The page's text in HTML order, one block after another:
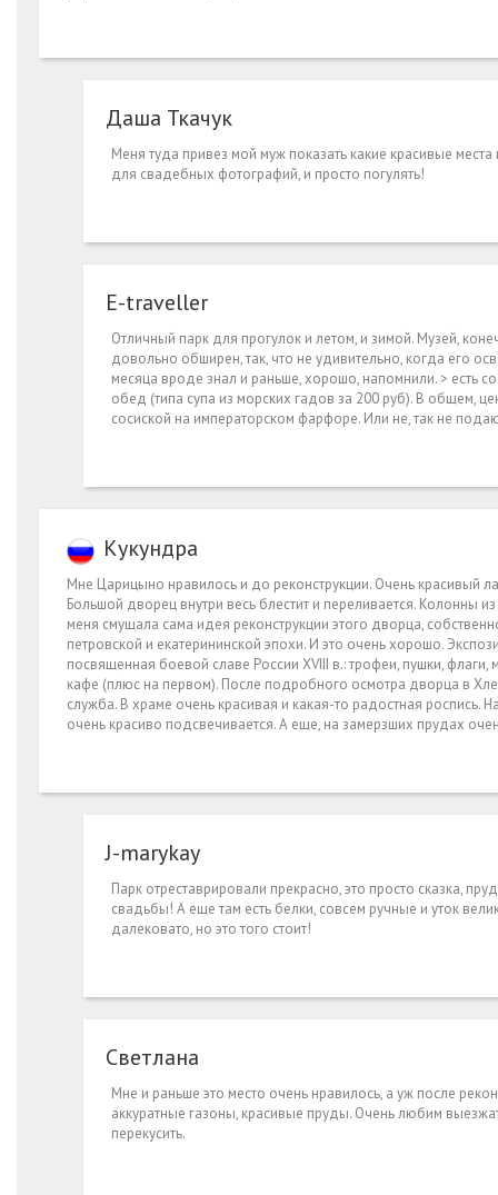
Даша Ткачук
Меня туда привез мой муж показать какие красивые
для свадебных фотографий, и просто погулять!
E-tr­avel­ler
Отличный парк для прогулок и летом, и зимой. Музей,
довольно обширен, так, что не удивительно, когда его
месяца вроде знал и раньше, хорошо, напомнили. > есть
обед (типа супа из морских гадов за 200 руб). В общем,
сосиской на императорском фарфоре. Или не, так не
Кукундра
Мне Царицыно нравилось и до реконструкции. Очень красивый
Большой дворец внутри весь блестит и переливается. Колонны
меня смущала сама идея реконструкции этого дворца,
петровской и екатерининской эпохи. И это очень хорошо.
посвященная боевой славе России XVIII в.: трофеи, пушки,
кафе (плюс на первом). После подробного осмотра дворца в
служба. В храме очень красивая и какая-то радостная
очень красиво подсвечивается. А еще, на замерзших прудах
J-marykay
Парк отреставрировали прекрасно, это просто сказка,
свадьбы! А еще там есть белки, совсем ручные и уток
далековато, но это того стоит!
Светлана
Мне и раньше это место очень нравилось, а уж после
аккуратные газоны, красивые пруды. Очень любим
перекусить.